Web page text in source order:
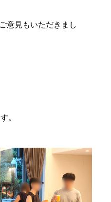
意見もいただきまし
。